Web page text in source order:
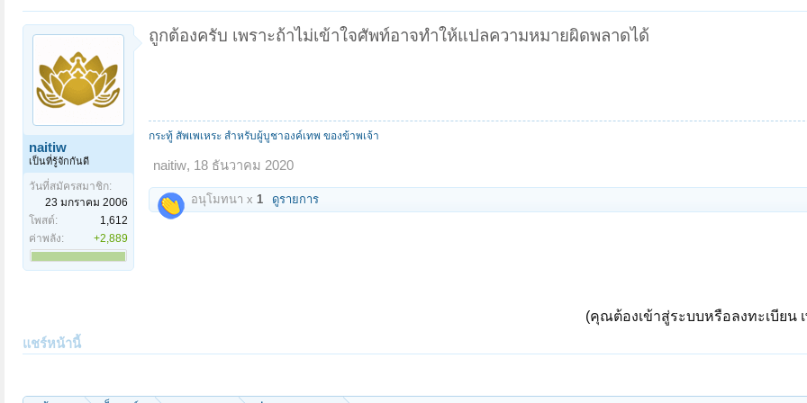
naitiw
เป็นที่รู้จักกันดี
วันที่สมัครสมาชิก:
23 มกราคม 2006
โพสต์:
1,612
ค่าพลัง:
+2,889
ถูกต้องครับ เพราะถ้าไม่เข้าใจศัพท์อาจทำให้แปลความหมายผิดพลาดได้
กระทู้ สัพเพเหระ สำหรับผู้บูชาองค์เทพ ของข้าพเจ้า
naitiw, 18 ธันวาคม 2020
อนุโมทนา x 1 ดูรายการ
(คุณต้องเข้าสู่ระบบหรือลงทะเบียน
แชร์หน้านี้